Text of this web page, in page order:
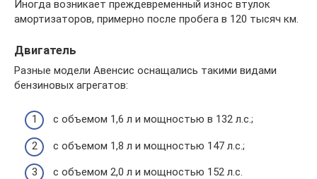
Иногда возникает преждевременный износ втулок
амортизаторов, примерно после пробега в 120 тысяч км.
Двигатель
Разные модели Авенсис оснащались такими видами
бензиновых агрегатов:
с объемом 1,6 л и мощностью в 132 л.с.;
с объемом 1,8 л и мощностью 147 л.с.;
с объемом 2,0 л и мощностью 152 л.с.